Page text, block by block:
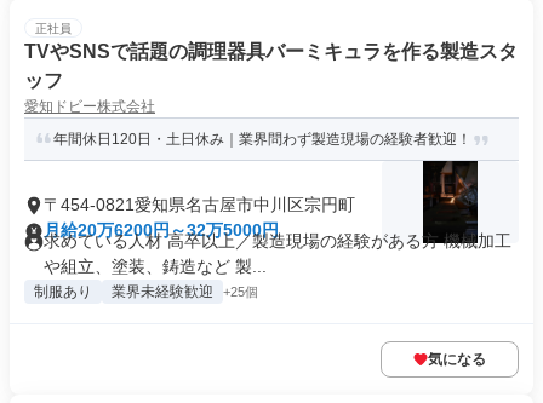
正社員
TVやSNSで話題の調理器具バーミキュラを作る製造スタ
ッフ
愛知ドビー株式会社
年間休日120日・土日休み｜業界問わず製造現場の経験者歓迎！
〒454-0821愛知県名古屋市中川区宗円町
月給20万6200円～32万5000円
求めている人材 高卒以上／製造現場の経験がある方 機械加工
や組立、塗装、鋳造など 製...
制服あり 業界未経験歓迎 +25個
気になる